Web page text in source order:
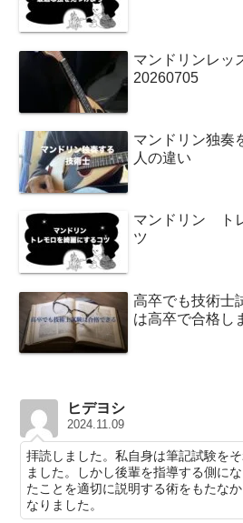
マンドリンレ
20260705
マンドリン独奏
人の違い
マンドリン ト
ツ
高卒でも技術士
は高卒で合格し
ヒデヨシ
2024.11.09
拝読しました。私自身は筆記試験を
ました。しかし後輩を指導する側に
たことを適切に説明する術をもたな
なりました。